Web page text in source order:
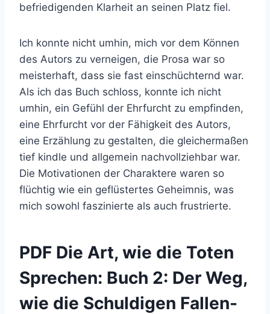
befriedigenden Klarheit an seinen Platz fiel.
Ich konnte nicht umhin, mich vor dem Können
des Autors zu verneigen, die Prosa war so
meisterhaft, dass sie fast einschüchternd war.
Als ich das Buch schloss, konnte ich nicht
umhin, ein Gefühl der Ehrfurcht zu empfinden,
eine Ehrfurcht vor der Fähigkeit des Autors,
eine Erzählung zu gestalten, die gleichermaßen
tief kindle und allgemein nachvollziehbar war.
Die Motivationen der Charaktere waren so
flüchtig wie ein geflüstertes Geheimnis, was
mich sowohl faszinierte als auch frustrierte.
PDF Die Art, wie die Toten
Sprechen: Buch 2: Der Weg,
wie die Schuldigen Fallen-